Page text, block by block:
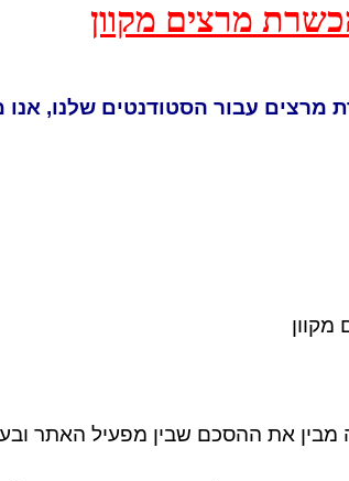
מרצים מקוון
מרצים עבור הסטודנטים שלנו, אנו
את ההסכם שבין מפעיל האתר